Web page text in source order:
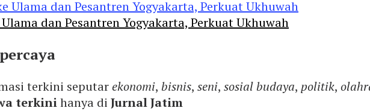
dan Pesantren Yogyakarta, Perkuat Ukhuwah
terkini seputarekonomi, bisnis, seni, sosial budaya, politik,
terkinihanya di Jurnal Jatim